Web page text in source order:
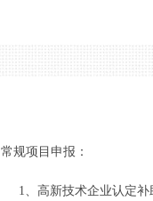
常规项目申报：
1、 高新技术企业认定补